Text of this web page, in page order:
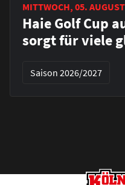
MITTWOCH, 05.
Haie Golf Cup
sorgt für viele
Saison 2026/2027